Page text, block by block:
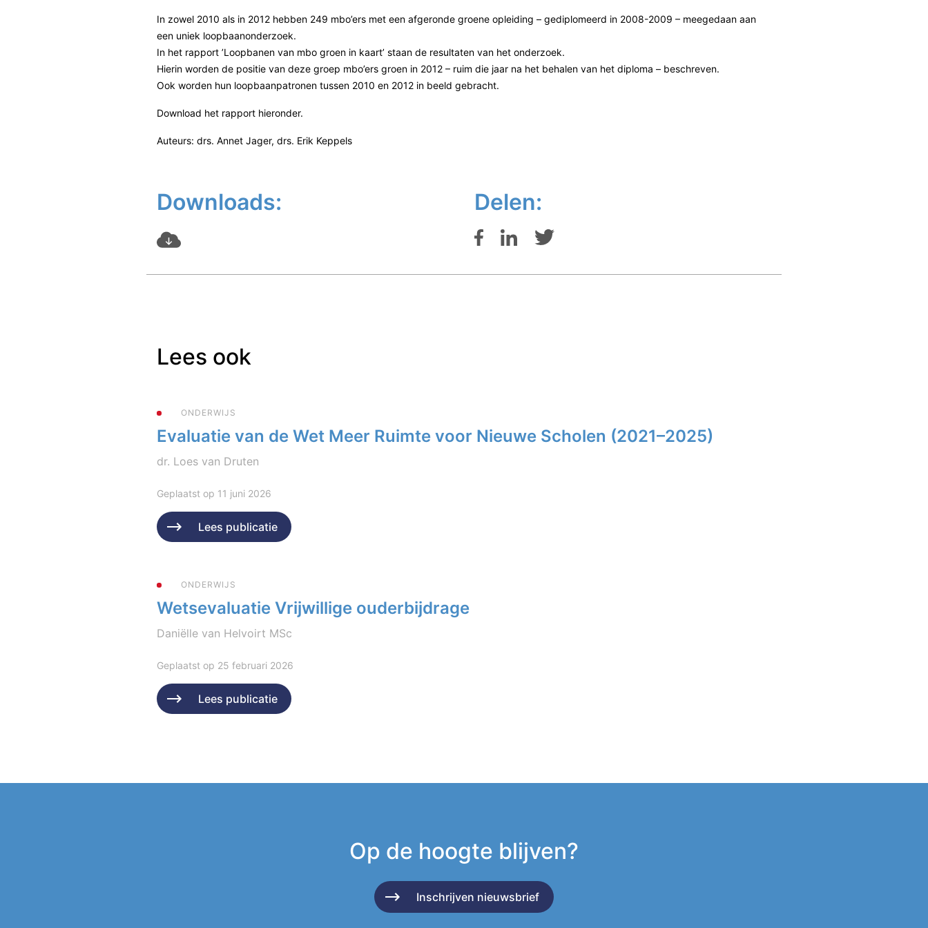
In zowel 2010 als in 2012 hebben 249 mbo’ers met een afgeronde groene opleiding – gediplomeerd in 2008-2009 – meegedaan aan
een uniek loopbaanonderzoek.
In het rapport ’Loopbanen van mbo groen in kaart’ staan de resultaten van het onderzoek.
Hierin worden de positie van deze groep mbo’ers groen in 2012 – ruim die jaar na het behalen van het diploma – beschreven.
Ook worden hun loopbaanpatronen tussen 2010 en 2012 in beeld gebracht.
Download het rapport hieronder.
Auteurs: drs. Annet Jager, drs. Erik Keppels
Downloads: Delen:
Lees ook
ONDERWIJS
Evaluatie van de Wet Meer Ruimte voor Nieuwe Scholen (2021–2025)
dr. Loes van Druten
Geplaatst op 11 juni 2026
Lees publicatie
ONDERWIJS
Wetsevaluatie Vrijwillige ouderbijdrage
Daniëlle van Helvoirt MSc
Geplaatst op 25 februari 2026
Lees publicatie
Op de hoogte blijven?
Inschrijven nieuwsbrief